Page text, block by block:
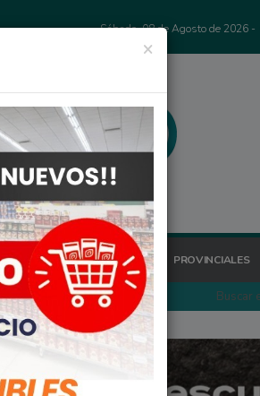
Sábado, 08 de Agosto de 2026 -
POLICIALES REGIONALES PROVINCIALES
×